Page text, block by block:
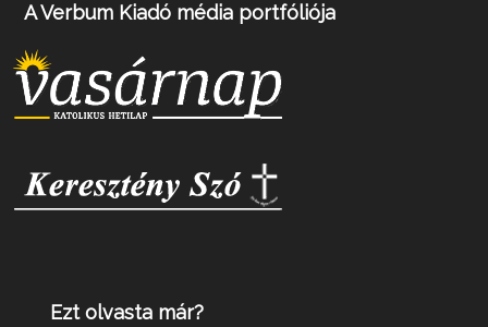
A Verbum Kiadó média portfóliója
Ezt olvasta már?